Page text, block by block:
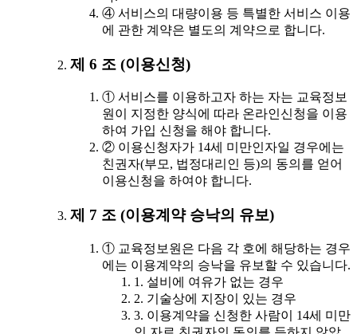
④ 서비스의 대량이용 등 특별한 서비스 이용
에 관한 계약은 별도의 계약으로 합니다.
제 6 조 (이용신청)
① 서비스를 이용하고자 하는 자는 교육정보
원이 지정한 양식에 따라 온라인신청을 이용
하여 가입 신청을 해야 합니다.
② 이용신청자가 14세 미만인자일 경우에는
친권자(부모, 법정대리인 등)의 동의를 얻어
이용신청을 하여야 합니다.
제 7 조 (이용계약 승낙의 유보)
① 교육정보원은 다음 각 호에 해당하는 경우
에는 이용계약의 승낙을 유보할 수 있습니다.
1. 설비에 여유가 없는 경우
2. 기술상에 지장이 있는 경우
3. 이용계약을 신청한 사람이 14세 미만